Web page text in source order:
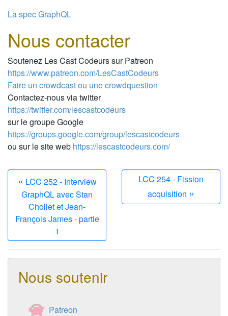
La spec GraphQL
Nous contacter
Soutenez Les Cast Codeurs sur Patreon
https://www.patreon.com/LesCastCodeurs
Faire un crowdcast ou une crowdquestion
Contactez-nous via twitter
https://twitter.com/lescastcodeurs
sur le groupe Google
https://groups.google.com/group/lescastcodeurs
ou sur le site web https://lescastcodeurs.com/
« LCC 252 - Interview
GraphQL avec Stan
Chollet et Jean-
François James - partie
1
LCC 254 - Fission
acquisition »
Nous soutenir
Patreon